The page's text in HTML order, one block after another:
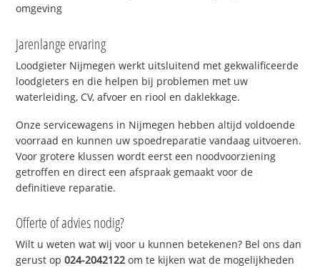
omgeving
Jarenlange ervaring
Loodgieter Nijmegen werkt uitsluitend met gekwalificeerde
loodgieters en die helpen bij problemen met uw
waterleiding, CV, afvoer en riool en daklekkage.
Onze servicewagens in Nijmegen hebben altijd voldoende
voorraad en kunnen uw spoedreparatie vandaag uitvoeren.
Voor grotere klussen wordt eerst een noodvoorziening
getroffen en direct een afspraak gemaakt voor de
definitieve reparatie.
Offerte of advies nodig?
Wilt u weten wat wij voor u kunnen betekenen? Bel ons dan
gerust op024-2042122 om te kijken wat de mogelijkheden